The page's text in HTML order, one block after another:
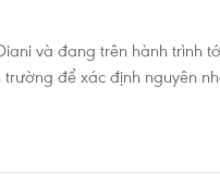
và đang trên hành trình
để xác định nguyên